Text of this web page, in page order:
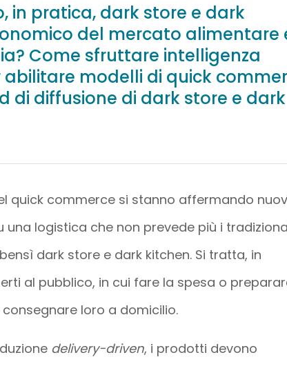
in pratica, dark store e dark
del mercato alimentare
Come sfruttare intelligenza
modelli di quick
di diffusione di dark store e dark
quick commerce si stanno affermando
una logistica che non prevede più i
dark store e dark kitchen. Si tratta, in
al pubblico, in cui fare la spesa o
loro a domicilio.
delivery-driven, i prodotti devono